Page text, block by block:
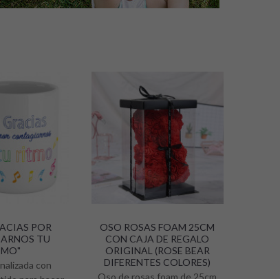
POR
TU
con
OSO ROSAS FOAM 25CM
CON CAJA DE REGALO
ORIGINAL (ROSE BEAR
DIFERENTES COLORES)
Oso de rosas foam de 25cm